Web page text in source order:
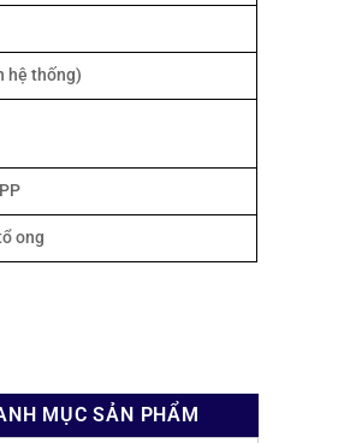
hệ thống)
ong
MỤC SẢN PHẨM